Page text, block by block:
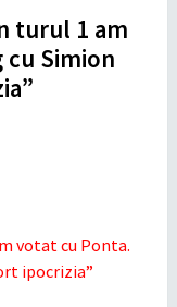
turul 1 am
cu Simion